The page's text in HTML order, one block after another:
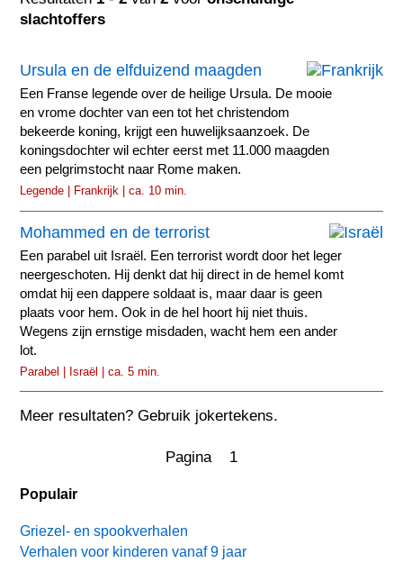
slachtoffers
Ursula en de elfduizend maagden
Een Franse legende over de heilige Ursula. De mooie
en vrome dochter van een tot het christendom
bekeerde koning, krijgt een huwelijksaanzoek. De
koningsdochter wil echter eerst met 11.000 maagden
een pelgrimstocht naar Rome maken.
Legende | Frankrijk | ca. 10 min.
Mohammed en de terrorist
Een parabel uit Israël. Een terrorist wordt door het leger
neergeschoten. Hij denkt dat hij direct in de hemel komt
omdat hij een dappere soldaat is, maar daar is geen
plaats voor hem. Ook in de hel hoort hij niet thuis.
Wegens zijn ernstige misdaden, wacht hem een ander
lot.
Parabel | Israël | ca. 5 min.
Meer resultaten? Gebruik jokertekens.
Pagina 1
Populair
Griezel- en spookverhalen
Verhalen voor kinderen vanaf 9 jaar